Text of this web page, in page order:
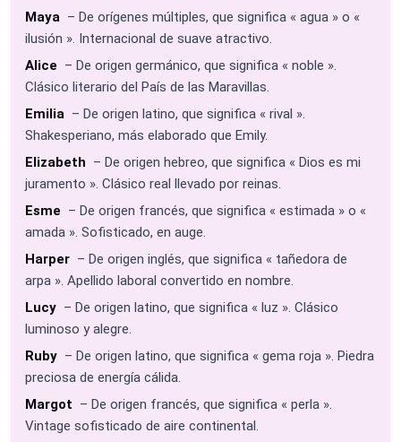
Maya – De orígenes múltiples, que significa « agua » o «
ilusión ». Internacional de suave atractivo.
Alice – De origen germánico, que significa « noble ».
Clásico literario del País de las Maravillas.
Emilia – De origen latino, que significa « rival ».
Shakesperiano, más elaborado que Emily.
Elizabeth – De origen hebreo, que significa « Dios es mi
juramento ». Clásico real llevado por reinas.
Esme – De origen francés, que significa « estimada » o «
amada ». Sofisticado, en auge.
Harper – De origen inglés, que significa « tañedora de
arpa ». Apellido laboral convertido en nombre.
Lucy – De origen latino, que significa « luz ». Clásico
luminoso y alegre.
Ruby – De origen latino, que significa « gema roja ». Piedra
preciosa de energía cálida.
Margot – De origen francés, que significa « perla ».
Vintage sofisticado de aire continental.